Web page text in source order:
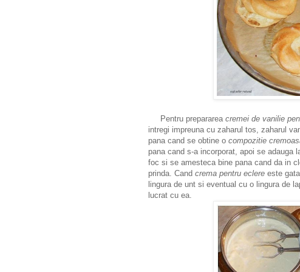
Pentru prepararea cremei de vanilie
intregi impreuna cu zaharul tos, zaharul
pana cand se obtine o compozitie
pana cand s-a incorporat, apoi se adauga
foc si se amesteca bine pana cand da in
prinda. Cand crema pentru eclere este
lingura de unt si eventual cu o lingura de
lucrat cu ea.